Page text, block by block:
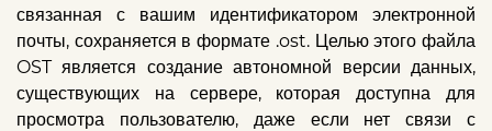
связанная с вашим идентификатором электронной
почты, сохраняется в формате .ost. Целью этого файла
OST является создание автономной версии данных,
существующих на сервере, которая доступна для
просмотра пользователю, даже если нет связи с